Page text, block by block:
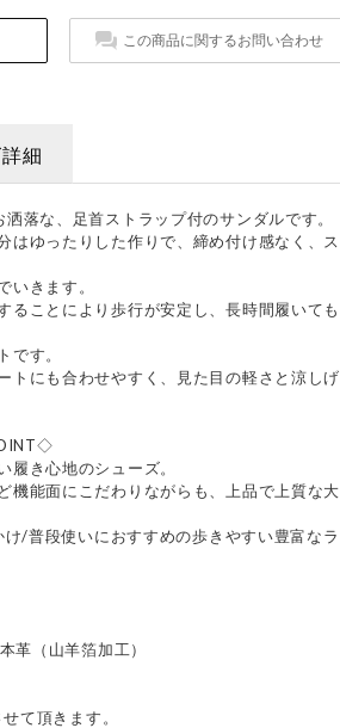
この商品に関するお問い合わせ
細
落な、足首ストラップ付のサンダルです。
はゆったりした作りで、締め付け感なく、ス
いきます。
ることにより歩行が安定し、長時間履いても
です。
トにも合わせやすく、見た目の軽さと涼しげ
履き心地のシューズ。
機能面にこだわりながらも、上品で上質な大
/普段使いにおすすめの歩きやすい豊富なラ
革（山羊箔加工）
て頂きます。